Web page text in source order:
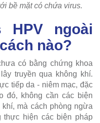
bề mặt có chứa virus.
HPV ngoài
nào?
có bằng chứng khoa
truyền qua không khí.
tiếp da - niêm mạc, đặc
đó, không cần các biện
mà cách phòng ngừa
thực hiện các biện pháp